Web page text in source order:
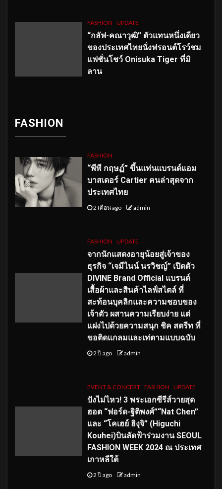
FASHION UPDATE
“กลัฟ-คณาวุฒิ” ตัวแทนหนึ่งเดียว
ของประเทศไทยนั่งฟรอนต์โรว์ชม
แฟชั่นโชว์ Onisuka Tiger ที่มิ
ลาน
FASHION
FASHION
“พีพี กฤษฏ์” ขึ้นแท่นแบรนด์แอม
บาสเดอร์ Cartier คนล่าสุดจาก
ประเทศไทย
2 เดือน ago admin
FASHION UPDATE
จากนักแสดงอายุน้อยสู่เจ้าของ
ธุรกิจ “เจมีไนน์ นรวิชญ์” เปิดตัว
DIVINE Brand Official แบรนด์
เสื้อผ้าและสินค้าไลฟ์สไตล์ ที่
สะท้อนบุคลิกและความชอบของ
เจ้าตัว ผสานความเรียบง่าย แต่
แฝงไปด้วยความสนุก ชิค สตรีท ที่
ขอติดแกลมและเท่ตามแบบฉบับ
2 ปี ago admin
EVENT & CONCERT FASHION UPDATE
ปังไม่ไหว! 3 พระเอกซีรีส์วายสุด
ฮอต “ฟอร์ด-ฐิติพงศ์”“Nat Chen”
และ “โคเฮย์ ฮิงุจิ” (Higuchi
Kouhei)บินลัดฟ้าร่วมงาน SEOUL
FASHION WEEK 2024 ณ ประเทศ
เกาหลีใต้
2 ปี ago admin